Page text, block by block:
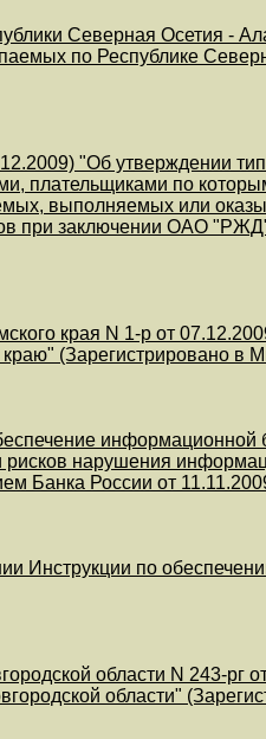
Северная Осетия -
по Республике
"Об утверждении
по
выполняемых или
при заключении ОАО
края N 1-р от
(Зарегистрировано в
информационной
рисков нарушения
Банка России от
по
области N 243-рг
области"